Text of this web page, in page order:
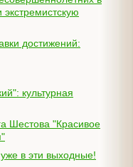
в эти выходные!